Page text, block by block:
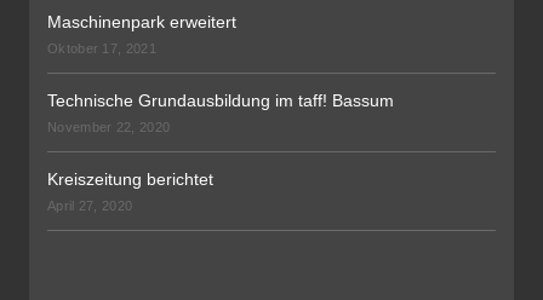
Maschinenpark erweitert
Oktober 17, 2021
Technische Grundausbildung im taff! Bassum
November 22, 2020
Kreiszeitung berichtet
April 27, 2020